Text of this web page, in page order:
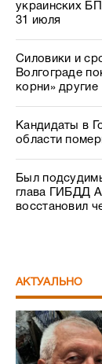
украинских
31 июля
Силовики и
Волгограде
корни» другие
Кандидаты в
области
Был
глава ГИБДД
восстановил
АКТУАЛЬНО